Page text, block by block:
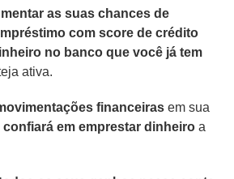
as suas chances de
com score de crédito
no banco que você já tem
ativa.
financeiras em sua
confiará em emprestar dinheiro a